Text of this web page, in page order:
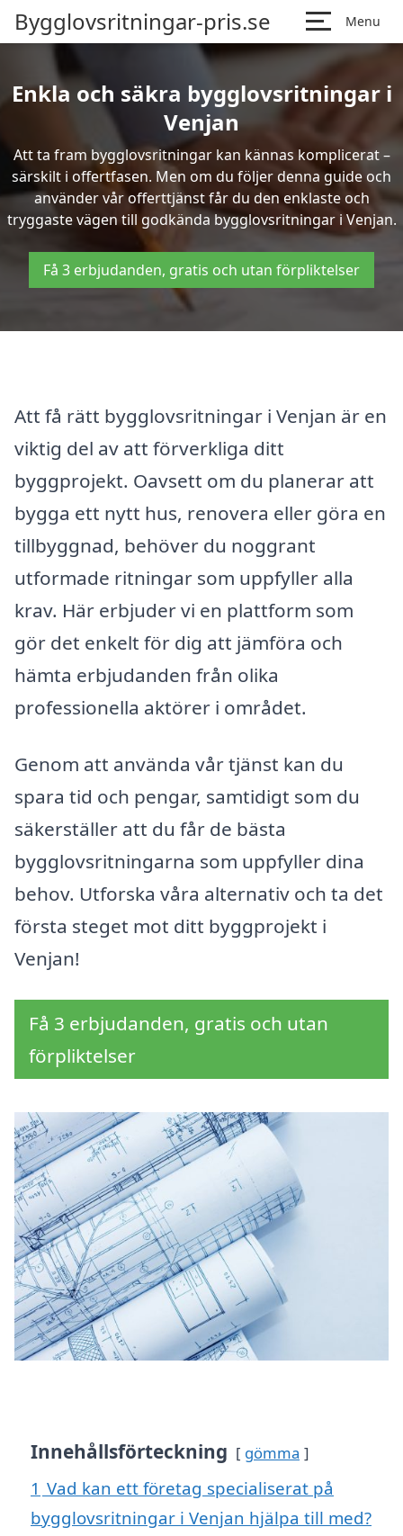
Bygglovsritningar-pris.se Menu
Enkla och säkra bygglovsritningar i
Venjan
Att ta fram bygglovsritningar kan kännas komplicerat –
särskilt i offertfasen. Men om du följer denna guide och
använder vår offerttjänst får du den enklaste och
tryggaste vägen till godkända bygglovsritningar i Venjan.
Få 3 erbjudanden, gratis och utan förpliktelser
Att få rätt bygglovsritningar i Venjan är en
viktig del av att förverkliga ditt
byggprojekt. Oavsett om du planerar att
bygga ett nytt hus, renovera eller göra en
tillbyggnad, behöver du noggrant
utformade ritningar som uppfyller alla
krav. Här erbjuder vi en plattform som
gör det enkelt för dig att jämföra och
hämta erbjudanden från olika
professionella aktörer i området.
Genom att använda vår tjänst kan du
spara tid och pengar, samtidigt som du
säkerställer att du får de bästa
bygglovsritningarna som uppfyller dina
behov. Utforska våra alternativ och ta det
första steget mot ditt byggprojekt i
Venjan!
Få 3 erbjudanden, gratis och utan
förpliktelser
Innehållsförteckning gömma
1 Vad kan ett företag specialiserat på
bygglovsritningar i Venjan hjälpa till med?